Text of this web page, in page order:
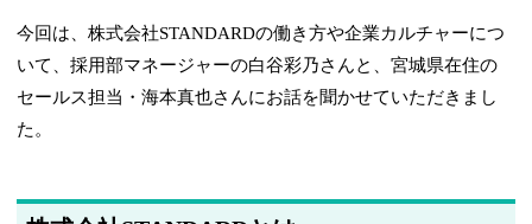
今回は、株式会社STANDARDの働き方や企業カルチャーにつ
いて、採用部マネージャーの白谷彩乃さんと、宮城県在住の
セールス担当・海本真也さんにお話を聞かせていただきまし
た。